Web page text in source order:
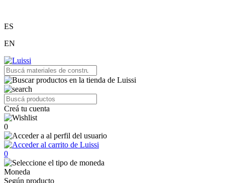
ES
EN
Creá tu cuenta
0
0
Moneda
Según producto